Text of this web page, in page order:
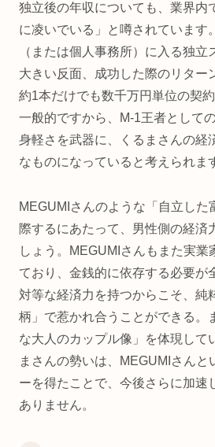
独立後の年収についても、業界内
に凌いでいる」と噂されています
（または個人事務所）に入る独立
大きい反面、成功した際のリター
約1本だけでも数千万円単位の契
一般的ですから、M-1王者として
身軽さを武器に、くるまさんの経
なものになっていると考えられま
MEGUMIさんのような「自立した
際するにあたって、男性側の経済
しょう。MEGUMIさんもまた実業
ており、金銭的に依存する必要が
対等な経済力を持つからこそ、純
柄」で惹かれ合うことができる。
な大人のカップル像」を体現して
まさんの勢いは、MEGUMIさんと
ーを得たことで、今後さらに加速
ありません。